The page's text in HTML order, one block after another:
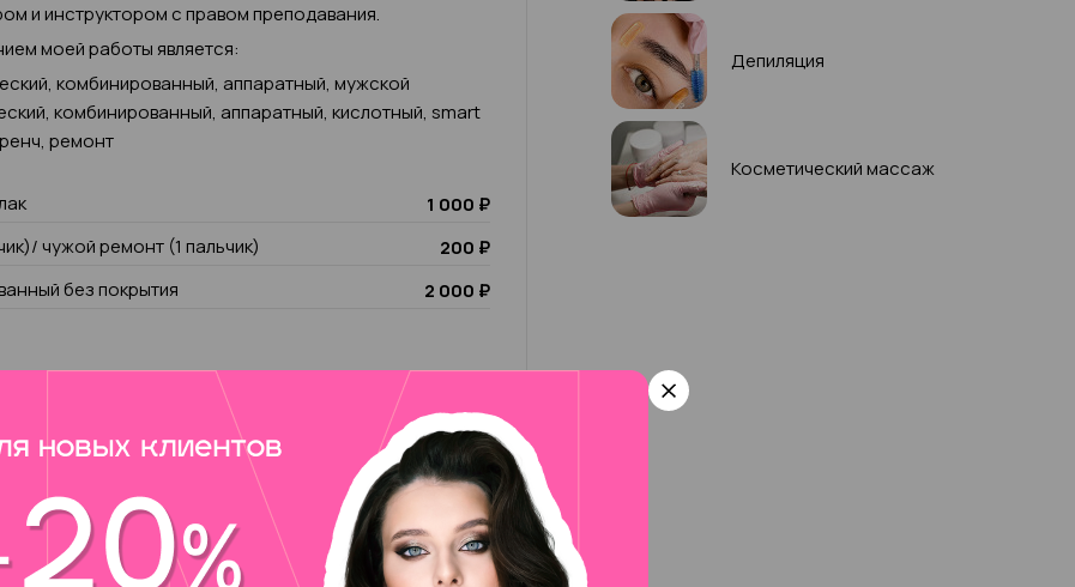
и инструктором с правом преподавания.
моей работы является:
комбинированный, аппаратный, мужской
комбинированный, аппаратный, кислотный, smart
ремонт
1 000 ₽
чужой ремонт (1 пальчик)
200 ₽
без покрытия
2 000 ₽
Депиляция
Косметический массаж